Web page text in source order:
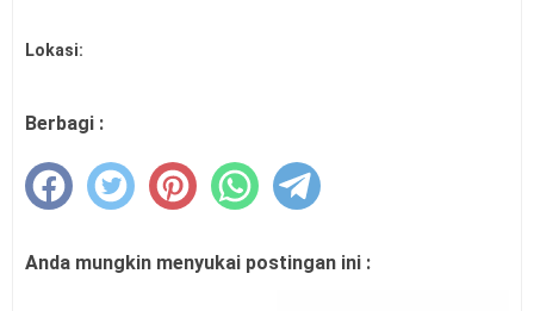
Lokasi:
Berbagi :
Anda mungkin menyukai postingan ini :